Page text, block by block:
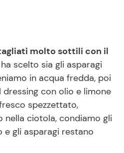
molto sottili con il
scelto sia gli asparagi
in acqua fredda, poi
dressing con olio e limone
spezzettato,
nella ciotola, condiamo gli
e gli asparagi restano